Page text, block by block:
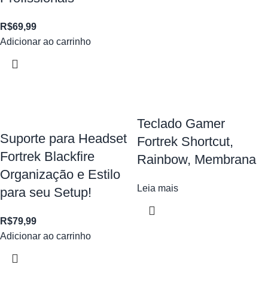
R$69,99
Adicionar ao carrinho
Suporte para Headset
Fortrek Blackfire
Organização e Estilo
para seu Setup!
R$79,99
Adicionar ao carrinho
Teclado Gamer
Fortrek Shortcut,
Rainbow, Membrana
Leia mais